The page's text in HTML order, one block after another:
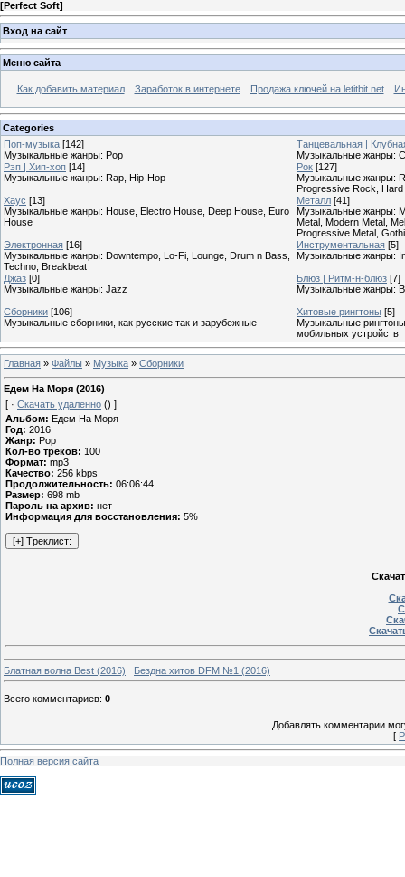
[Perfect Soft]
Вход на сайт
Меню сайта
Как добавить материал Заработок в интернете Продажа ключей на letitbit.net
Categories
Поп-музыка [142]
Музыкальные жанры: Pop
Танцевальная |
Музыкальные жанры:
Рэп | Хип-хоп [14]
Музыкальные жанры: Rap, Hip-Hop
Рок [127]
Музыкальные жанры:
Progressive Rock,
Хаус [13]
Музыкальные жанры: House, Electro House, Deep House, Euro
House
Металл [41]
Музыкальные жанры:
Metal, Modern Metal,
Progressive Metal,
Электронная [16]
Музыкальные жанры: Downtempo, Lo-Fi, Lounge, Drum n Bass,
Techno, Breakbeat
Инструментальная [5]
Музыкальные жанры:
Джаз [0]
Музыкальные жанры: Jazz
Блюз | Ритм-н-блюз [7]
Музыкальные жанры:
Сборники [106]
Музыкальные сборники, как русские так и зарубежные
Хитовые рингтоны [5]
Музыкальные
мобильных устройств
Главная » Файлы » Музыка » Сборники
Едем На Моря (2016)
[ · Скачать удаленно () ]
Альбом: Едем На Моря
Год: 2016
Жанр: Pop
Кол-во треков: 100
Формат: mp3
Качество: 256 kbps
Продолжительность: 06:06:44
Размер: 698 mb
Пароль на архив: нет
Информация для восстановления: 5%
Блатная волна Best (2016) Бездна хитов DFM №1 (2016)
Всего комментариев: 0
Добавлять комментарии
[
Полная версия сайта